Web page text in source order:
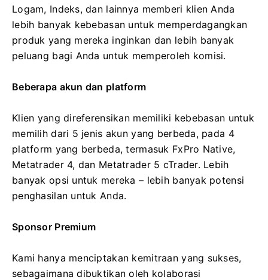
Logam, Indeks, dan lainnya memberi klien Anda
lebih banyak kebebasan untuk memperdagangkan
produk yang mereka inginkan dan lebih banyak
peluang bagi Anda untuk memperoleh komisi.
Beberapa akun dan platform
Klien yang direferensikan memiliki kebebasan untuk
memilih dari 5 jenis akun yang berbeda, pada 4
platform yang berbeda, termasuk FxPro Native,
Metatrader 4, dan Metatrader 5 cTrader. Lebih
banyak opsi untuk mereka – lebih banyak potensi
penghasilan untuk Anda.
Sponsor Premium
Kami hanya menciptakan kemitraan yang sukses,
sebagaimana dibuktikan oleh kolaborasi